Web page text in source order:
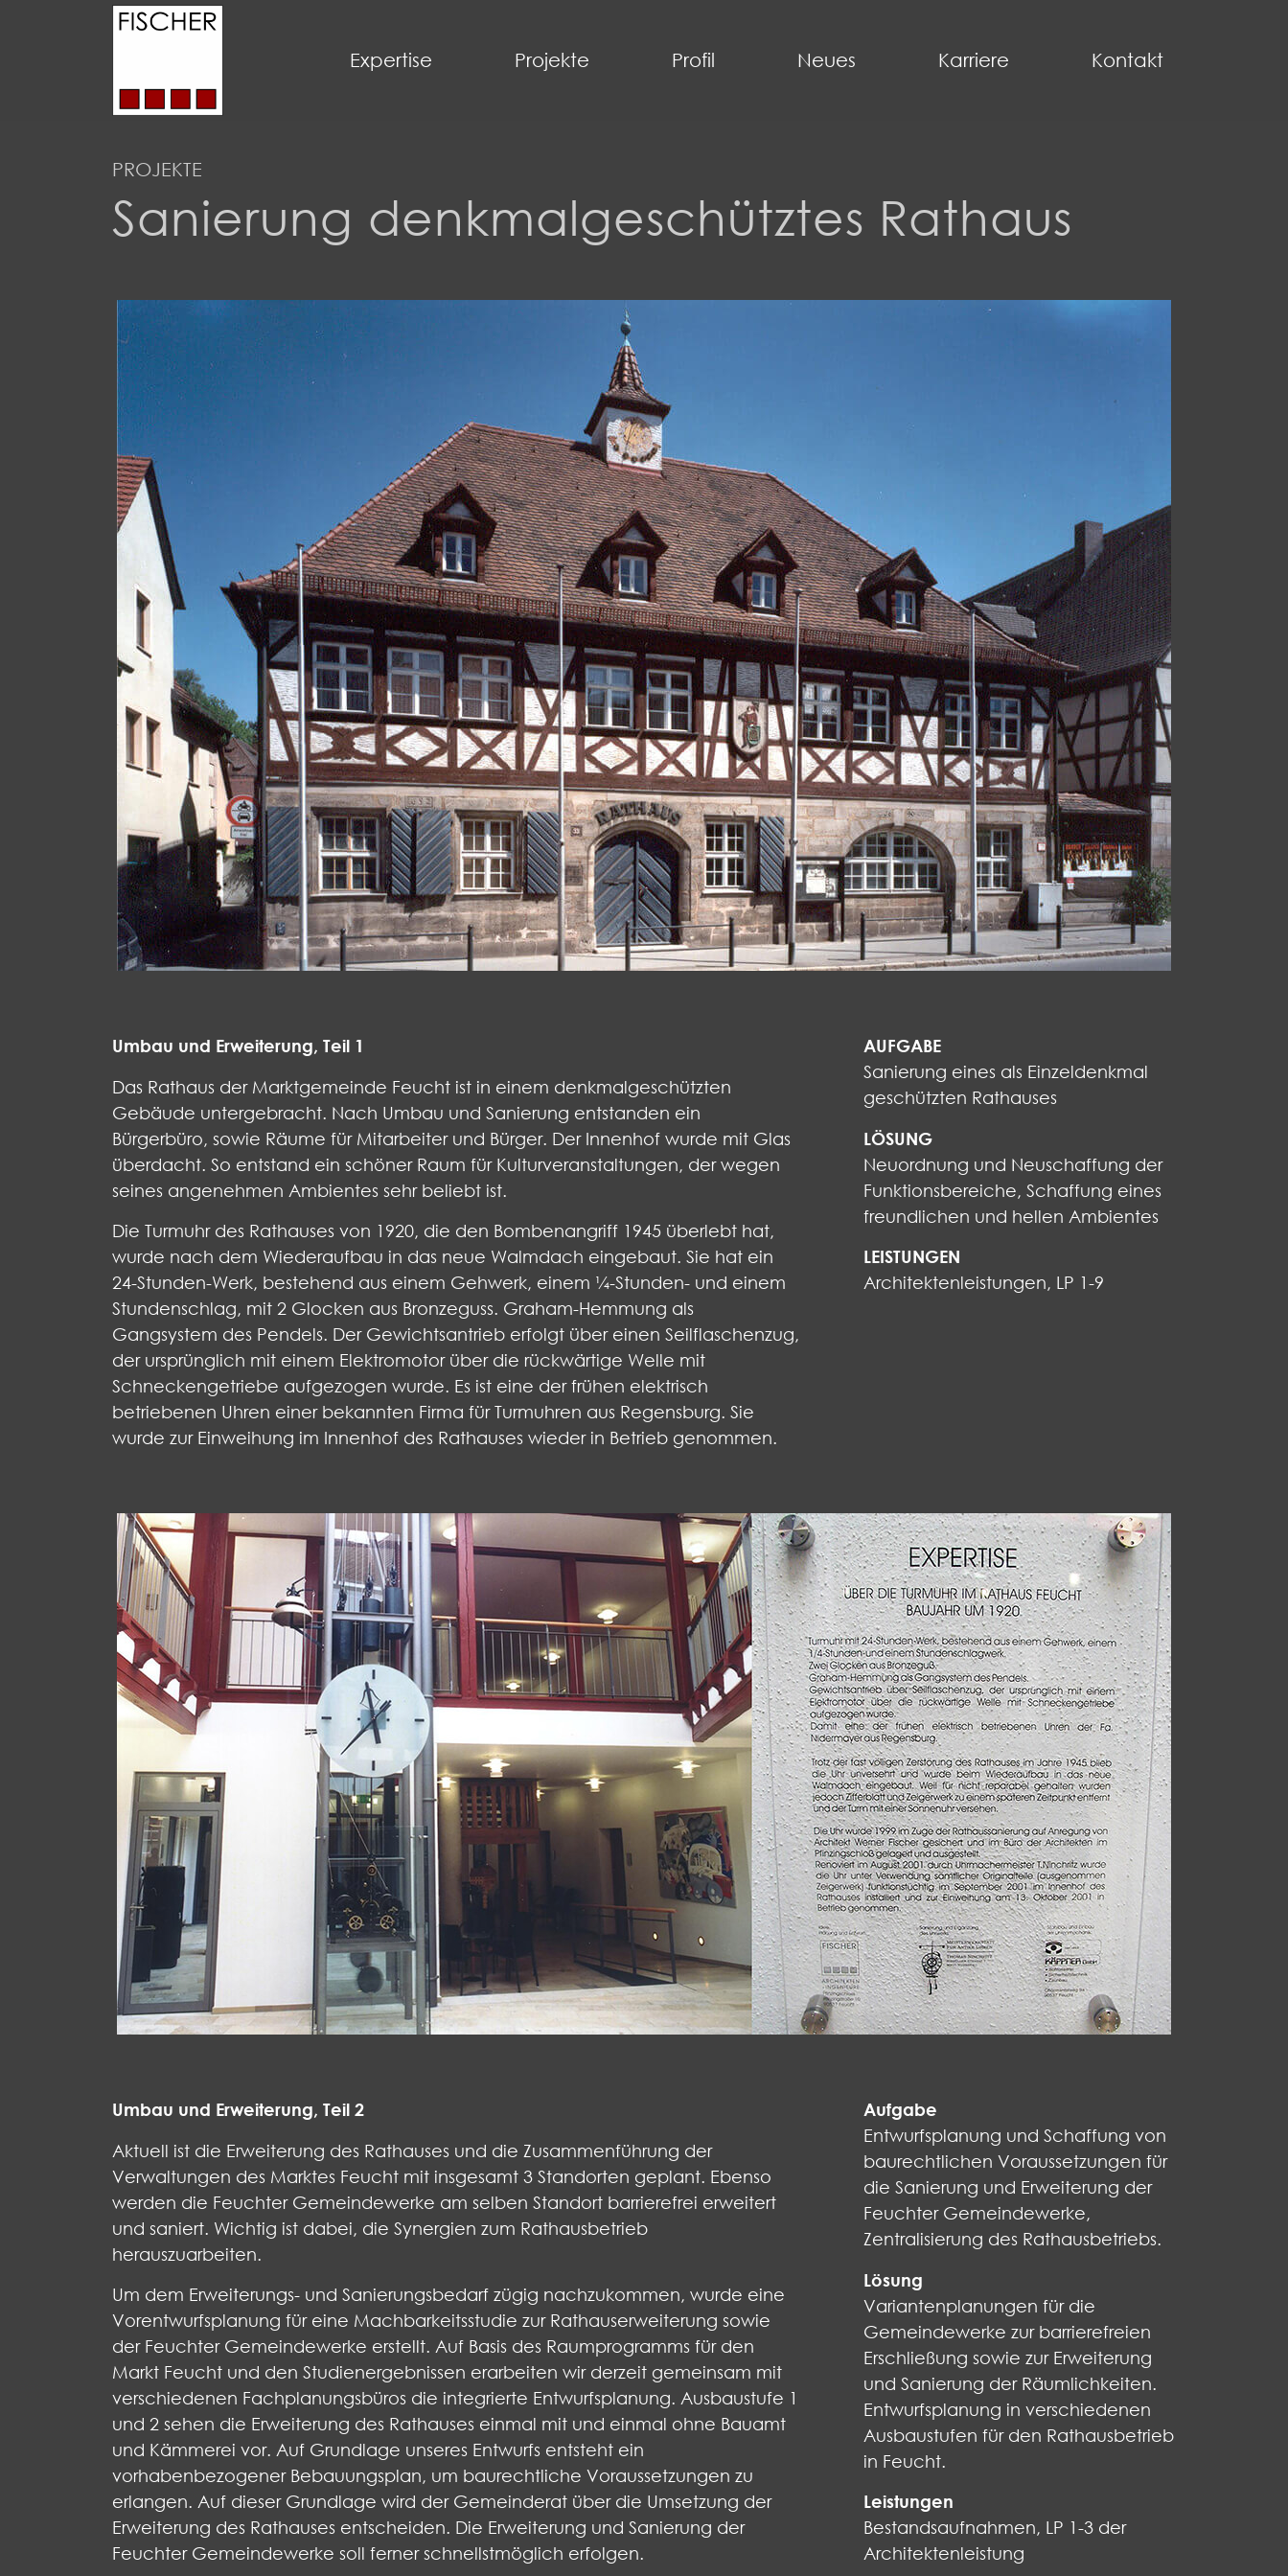
Expertise Projekte Profil Neues Karriere Kontakt
PROJEKTE
Sanierung denkmalgeschütztes Rathaus
Umbau und Erweiterung, Teil 1
Das Rathaus der Marktgemeinde Feucht ist in einem denkmalgeschützten
Gebäude untergebracht. Nach Umbau und Sanierung entstanden ein
Bürgerbüro, sowie Räume für Mitarbeiter und Bürger. Der Innenhof wurde mit Glas
überdacht. So entstand ein schöner Raum für Kulturveranstaltungen, der wegen
seines angenehmen Ambientes sehr beliebt ist.
Die Turmuhr des Rathauses von 1920, die den Bombenangriff 1945 überlebt hat,
wurde nach dem Wiederaufbau in das neue Walmdach eingebaut. Sie hat ein
24-Stunden-Werk, bestehend aus einem Gehwerk, einem ¼-Stunden- und einem
Stundenschlag, mit 2 Glocken aus Bronzeguss. Graham-Hemmung als
Gangsystem des Pendels. Der Gewichtsantrieb erfolgt über einen Seilflaschenzug,
der ursprünglich mit einem Elektromotor über die rückwärtige Welle mit
Schneckengetriebe aufgezogen wurde. Es ist eine der frühen elektrisch
betriebenen Uhren einer bekannten Firma für Turmuhren aus Regensburg. Sie
wurde zur Einweihung im Innenhof des Rathauses wieder in Betrieb genommen.
AUFGABE
Sanierung eines als Einzeldenkmal
geschützten Rathauses
LÖSUNG
Neuordnung und Neuschaffung der
Funktionsbereiche, Schaffung eines
freundlichen und hellen Ambientes
LEISTUNGEN
Architektenleistungen, LP 1-9
Umbau und Erweiterung, Teil 2
Aktuell ist die Erweiterung des Rathauses und die Zusammenführung der
Verwaltungen des Marktes Feucht mit insgesamt 3 Standorten geplant. Ebenso
werden die Feuchter Gemeindewerke am selben Standort barrierefrei erweitert
und saniert. Wichtig ist dabei, die Synergien zum Rathausbetrieb
herauszuarbeiten.
Um dem Erweiterungs- und Sanierungsbedarf zügig nachzukommen, wurde eine
Vorentwurfsplanung für eine Machbarkeitsstudie zur Rathauserweiterung sowie
der Feuchter Gemeindewerke erstellt. Auf Basis des Raumprogramms für den
Markt Feucht und den Studienergebnissen erarbeiten wir derzeit gemeinsam mit
verschiedenen Fachplanungsbüros die integrierte Entwurfsplanung. Ausbaustufe 1
und 2 sehen die Erweiterung des Rathauses einmal mit und einmal ohne Bauamt
und Kämmerei vor. Auf Grundlage unseres Entwurfs entsteht ein
vorhabenbezogener Bebauungsplan, um baurechtliche Voraussetzungen zu
erlangen. Auf dieser Grundlage wird der Gemeinderat über die Umsetzung der
Erweiterung des Rathauses entscheiden. Die Erweiterung und Sanierung der
Feuchter Gemeindewerke soll ferner schnellstmöglich erfolgen.
Aufgabe
Entwurfsplanung und Schaffung von
baurechtlichen Voraussetzungen für
die Sanierung und Erweiterung der
Feuchter Gemeindewerke,
Zentralisierung des Rathausbetriebs.
Lösung
Variantenplanungen für die
Gemeindewerke zur barrierefreien
Erschließung sowie zur Erweiterung
und Sanierung der Räumlichkeiten.
Entwurfsplanung in verschiedenen
Ausbaustufen für den Rathausbetrieb
in Feucht.
Leistungen
Bestandsaufnahmen, LP 1-3 der
Architektenleistung